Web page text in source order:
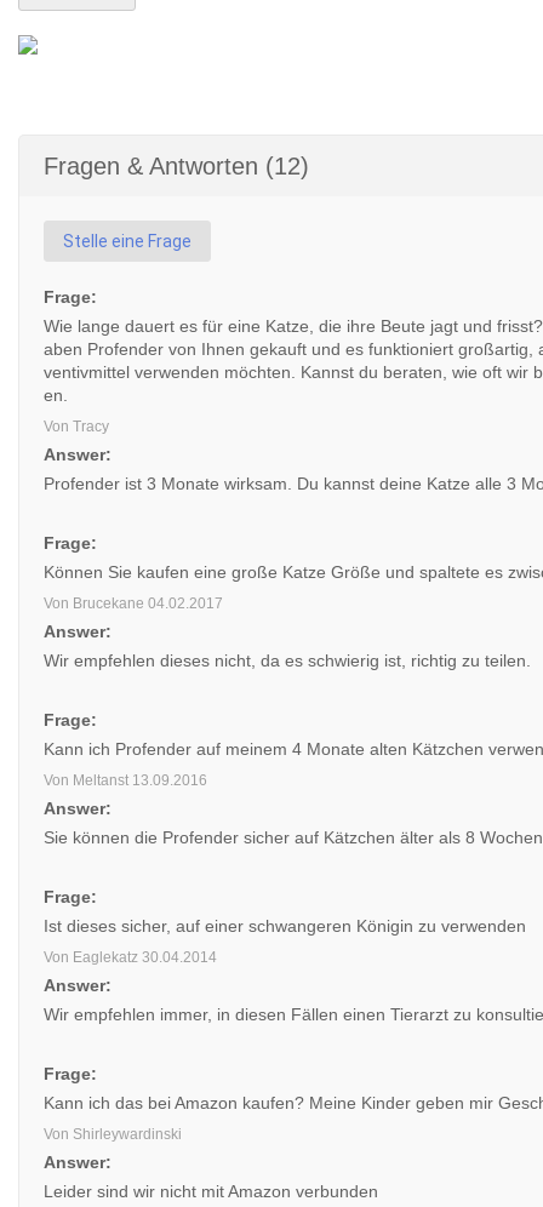
Fragen & Antworten (12)
Stelle eine Frage
Frage:
Wie lange dauert es für eine Katze, die ihre Beute jagt und
aben Profender von Ihnen gekauft und es funktioniert
ventivmittel verwenden möchten. Kannst du beraten, wie oft wir
en.
Von Tracy
Answer:
Profender ist 3 Monate wirksam. Du kannst deine Katze alle 3
Frage:
Können Sie kaufen eine große Katze Größe und spaltete es
Von Brucekane 04.02.2017
Answer:
Wir empfehlen dieses nicht, da es schwierig ist, richtig zu teilen.
Frage:
Kann ich Profender auf meinem 4 Monate alten Kätzchen
Von Meltanst 13.09.2016
Answer:
Sie können die Profender sicher auf Kätzchen älter als 8
Frage:
Ist dieses sicher, auf einer schwangeren Königin zu verwenden
Von Eaglekatz 30.04.2014
Answer:
Wir empfehlen immer, in diesen Fällen einen Tierarzt zu
Frage:
Kann ich das bei Amazon kaufen? Meine Kinder geben mir
Von Shirleywardinski
Answer:
Leider sind wir nicht mit Amazon verbunden